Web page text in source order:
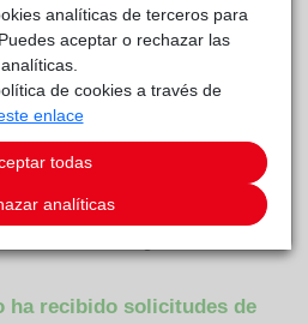
en el centro de acogida
ha recibido solicitudes de
analíticas de terceros para
aceptar o rechazar las
analíticas.
de cookies a través de
enlace
todas
analíticas